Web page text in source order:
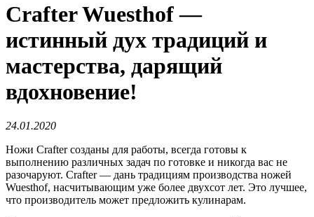
Crafter Wuesthof —
истинный дух традиций и
мастерства, дарящий
вдохновение!
24.01.2020
Ножи Crafter созданы для работы, всегда готовы к
выполнению различных задач по готовке и никогда вас не
разочаруют. Crafter — дань традициям производства ножей
Wuesthof, насчитывающим уже более двухсот лет. Это лучшее,
что производитель может предложить кулинарам.